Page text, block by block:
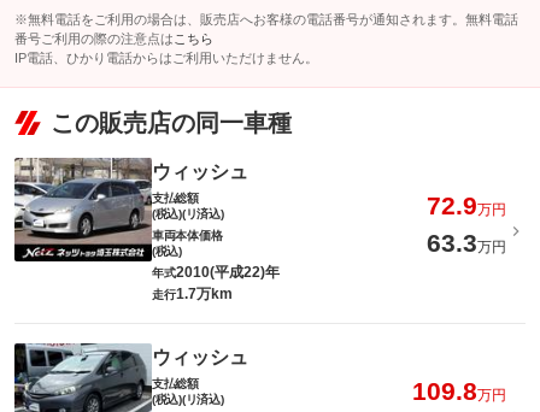
※無料電話をご利用の場合は、販売店へお客様の電話番号が通知されます。無料電話
番号ご利用の際の注意点は こちら
IP電話、ひかり電話からはご利用いただけません。
この販売店の同一車種
ウィッシュ
支払総額
(税込)(リ済込)
72.9万円
車両本体価格
(税込)
63.3万円
年式2010(平成22)年
走行1.7万km
ウィッシュ
支払総額
(税込)(リ済込)
109.8万円